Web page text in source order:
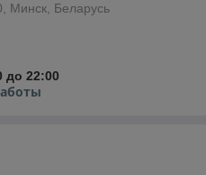
Минск, Беларусь
до 22:00